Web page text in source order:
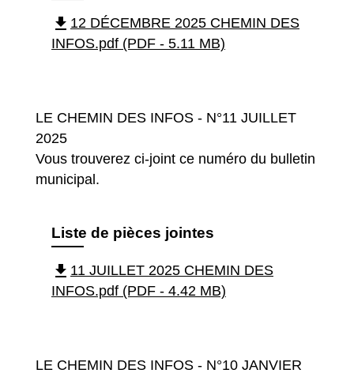
file_download 12 DÉCEMBRE 2025 CHEMIN DES
INFOS.pdf (PDF - 5.11 MB)
LE CHEMIN DES INFOS - N°11 JUILLET
2025
Vous trouverez ci-joint ce numéro du bulletin
municipal.
Liste de pièces jointes
file_download 11 JUILLET 2025 CHEMIN DES
INFOS.pdf (PDF - 4.42 MB)
LE CHEMIN DES INFOS - N°10 JANVIER